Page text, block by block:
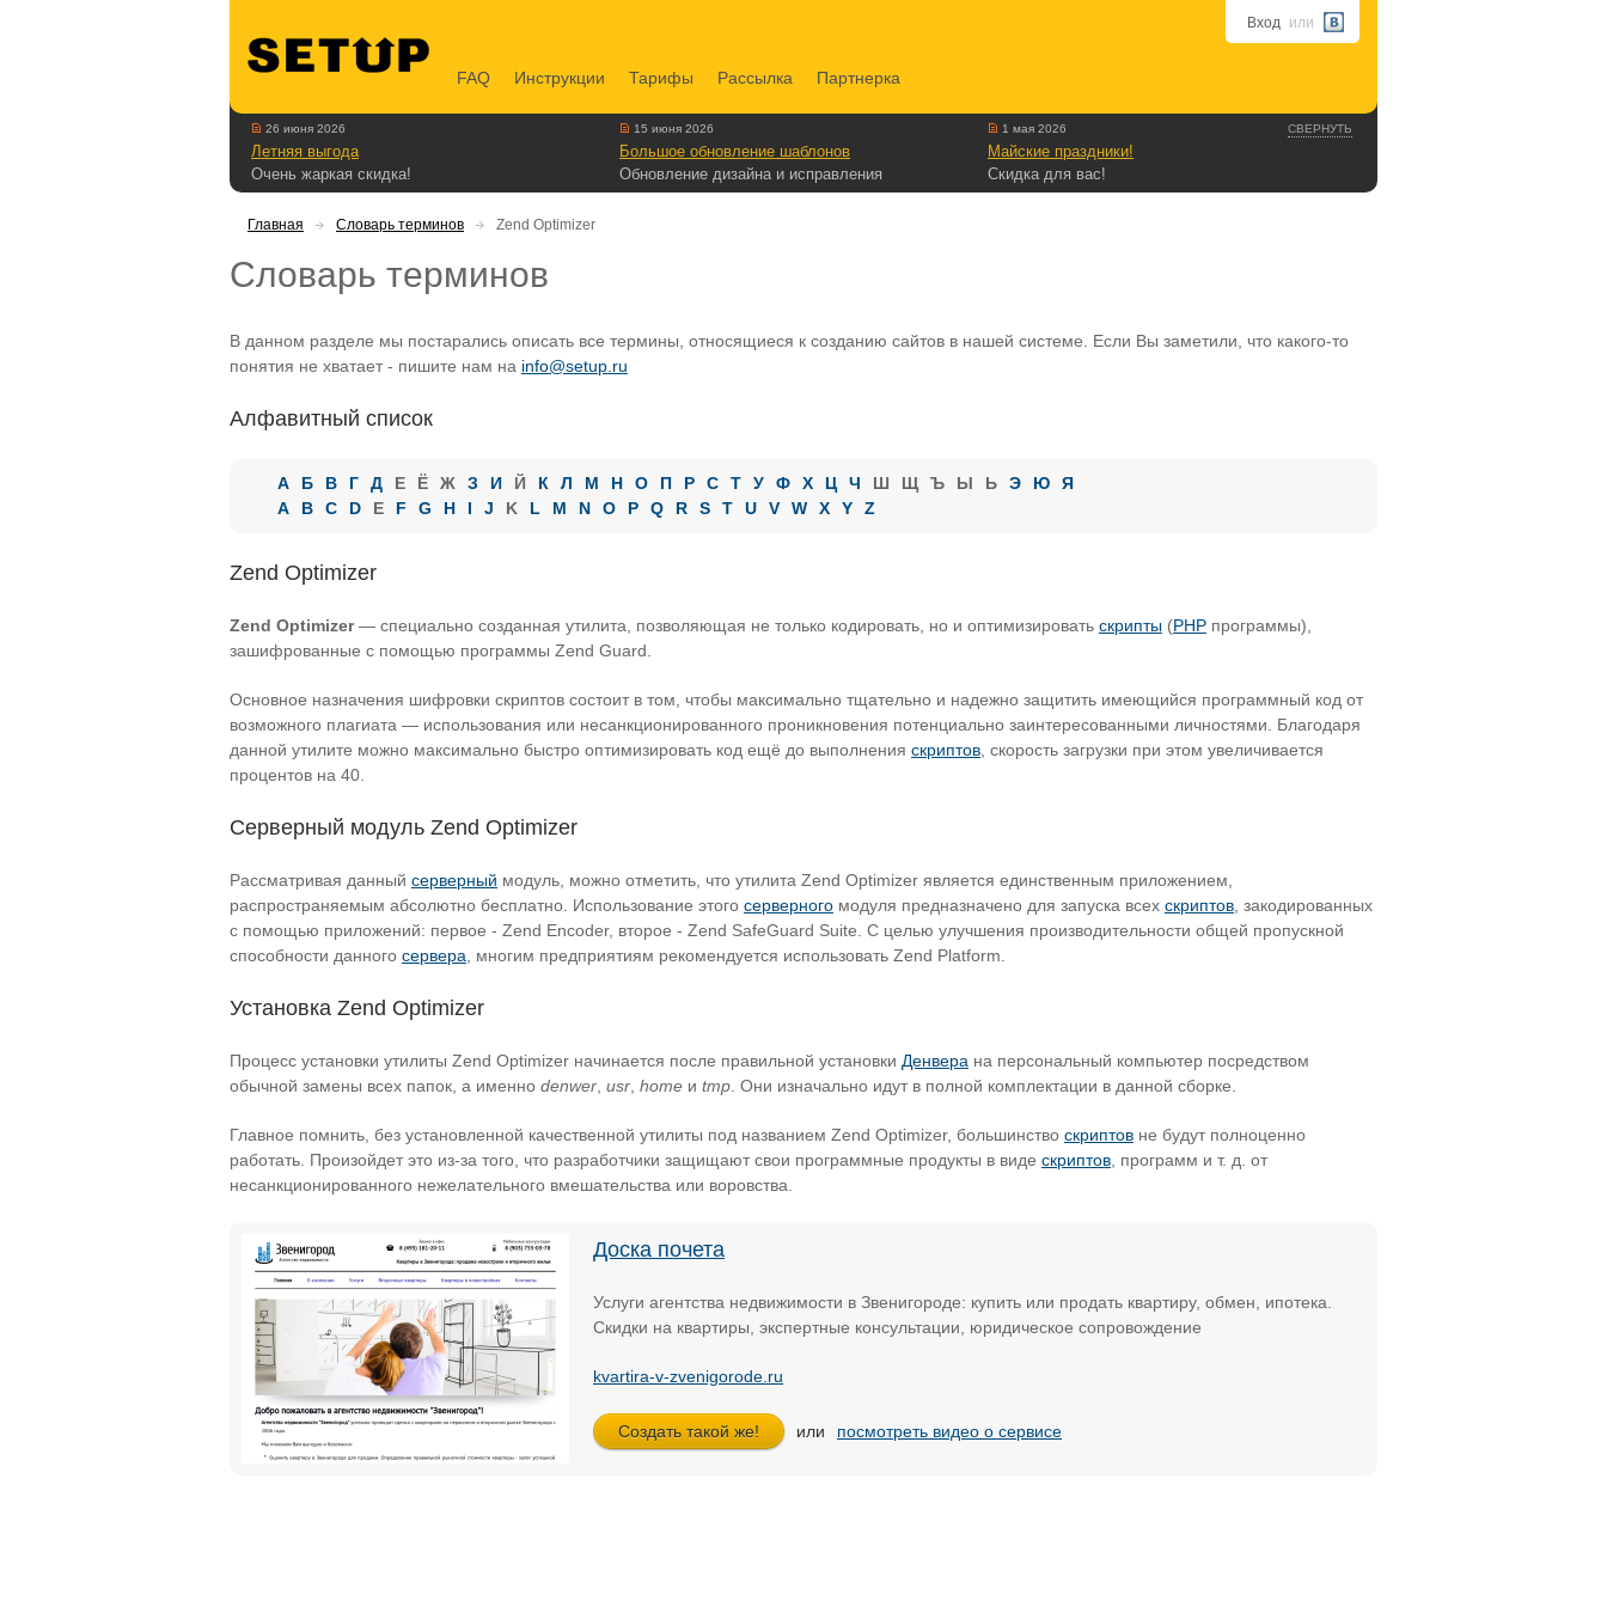
Вход или
FAQ Инструкции Тарифы Рассылка Партнерка
СВЕРНУТЬ
26 июня 2026
Летняя выгода
Очень жаркая скидка!
15 июня 2026
Большое обновление шаблонов
Обновление дизайна и исправления
1 мая 2026
Майские праздники!
Скидка для вас!
Главная Словарь терминов Zend Optimizer
Словарь терминов
В данном разделе мы постарались описать все термины, относящиеся к созданию сайтов в нашей системе. Если Вы заметили, что какого-то
понятия не хватает - пишите нам на info@setup.ru
Алфавитный список
А Б В Г Д Е Ё Ж З И Й К Л М Н О П Р С Т У Ф Х Ц Ч Ш Щ Ъ Ы Ь Э Ю
Я
A
B C D E F G H I J K L M N O P Q R S T U V W X Y Z
Zend Optimizer
Zend Optimizer— специально созданная утилита, позволяющая не только кодировать, но и оптимизировать скрипты (PHP программы),
зашифрованные с помощью программы Zend Guard.
Основное назначения шифровки скриптов состоит в том, чтобы максимально тщательно и надежно защитить имеющийся программный код от
возможного плагиата — использования или несанкционированного проникновения потенциально заинтересованными личностями. Благодаря
данной утилите можно максимально быстро оптимизировать код ещё до выполнения скриптов , скорость загрузки при этом увеличивается
процентов на 40.
Серверный модуль Zend Optimizer
Рассматривая данный серверный модуль, можно отметить, что утилита Zend Optimizer является единственным приложением,
распространяемым абсолютно бесплатно. Использование этого серверного модуля предназначено для запуска всех скриптов , закодированных
с помощью приложений: первое - Zend Encoder, второе - Zend SafeGuard Suite. С целью улучшения производительности общей пропускной
способности данного сервера , многим предприятиям рекомендуется использовать Zend Platform.
Установка Zend Optimizer
Процесс установки утилиты Zend Optimizer начинается после правильной установки Денвера на персональный компьютер посредством
обычной замены всех папок, а именно denwer usr home и tmp . Они изначально идут в полной комплектации в данной сборке.
Главное помнить, без установленной качественной утилиты под названием Zend Optimizer, большинство скриптов не будут полноценно
работать. Произойдет это из-за того, что разработчики защищают свои программные продукты в виде скриптов , программ и т. д. от
несанкционированного нежелательного вмешательства или воровства.
Доска почета
Услуги агентства недвижимости в Звенигороде: купить или продать квартиру, обмен, ипотека.
Скидки на квартиры, экспертные консультации, юридическое сопровождение
kvartira-v-zvenigorode.ru
или посмотреть видео о сервисе